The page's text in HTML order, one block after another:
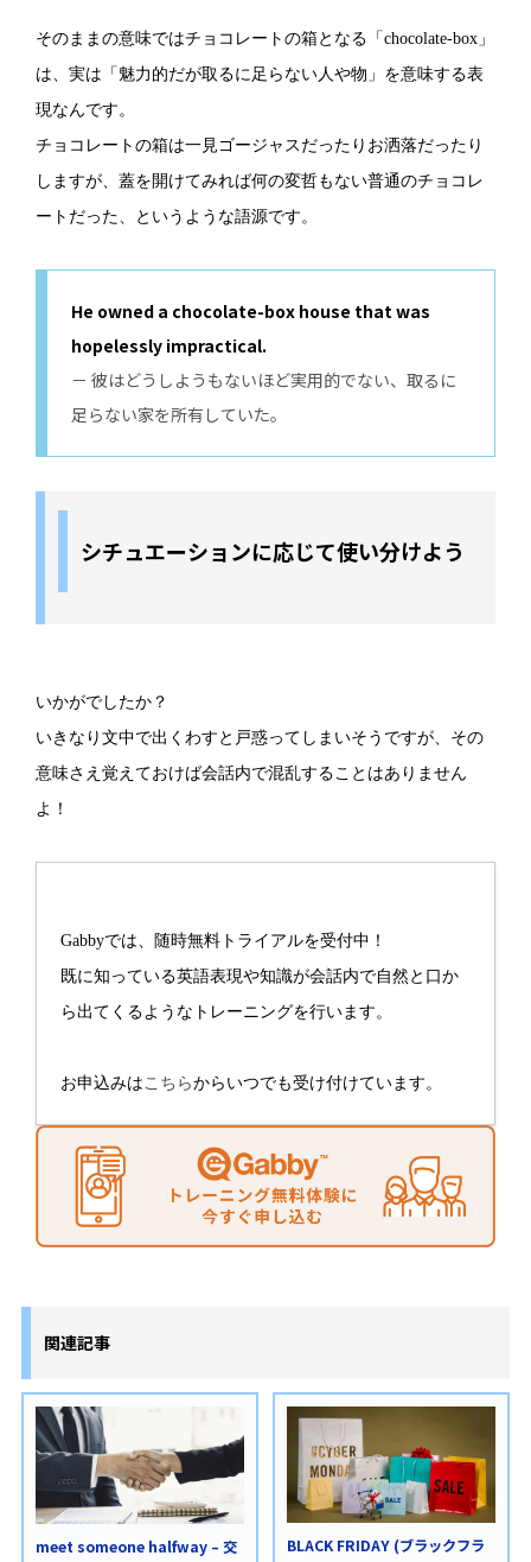
そのままの意味ではチョコレートの箱となる「chocolate-box」
は、実は「魅力的だが取るに足らない人や物」を意味する表
現なんです。
チョコレートの箱は一見ゴージャスだったりお洒落だったり
しますが、蓋を開けてみれば何の変哲もない普通のチョコレ
ートだった、というような語源です。
He owned a chocolate-box house that was
hopelessly impractical.
－ 彼はどうしようもないほど実用的でない、取るに
足らない家を所有していた。
シチュエーションに応じて使い分けよう
いかがでしたか？
いきなり文中で出くわすと戸惑ってしまいそうですが、その
意味さえ覚えておけば会話内で混乱することはありません
よ！
Gabbyでは、随時無料トライアルを受付中！
既に知っている英語表現や知識が会話内で自然と口か
ら出てくるようなトレーニングを行います。
お申込みは こちらからいつでも受け付けています。
関連記事
meet someone halfway – 交
BLACK FRIDAY (ブラックフラ